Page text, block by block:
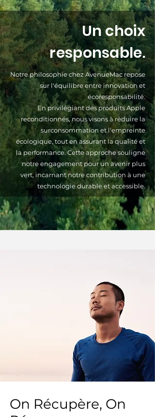
Un choix
responsable.
Notre philosophie chez AvenueMac repose
sur l'équilibre entre innovation et
écoresponsabilité.
En privilégiant des produits Apple
reconditionnés, nous visons à réduire la
surconsommation et l'empreinte
écologique, tout en assurant la qualité et
la performance. Cette approche souligne
notre engagement pour un avenir plus
vert, incarnant notre contribution à une
technologie durable et accessible.
On Récupère, On